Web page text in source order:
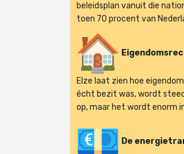
beleidsplan vanuit die
toen 70 procent van
Elze laat zien hoe
écht bezit was, wordt
op, maar het wordt enorm
De